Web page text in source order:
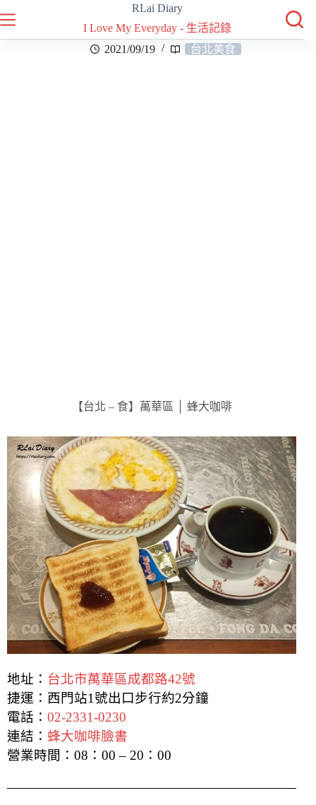
RLai Diary
I Love My Everyday - 生活記錄
2021/09/19
台北美食
【台北 – 食】萬華區 │ 蜂大咖啡
地址： 台北市萬華區成都路42號
捷運：西門站1號出口步行約2分鐘
電話： 02-2331-0230
連結： 蜂大咖啡臉書
營業時間： 08：00 – 20：00